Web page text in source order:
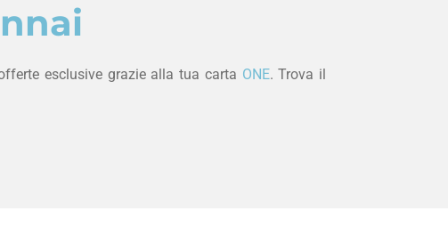
esclusive grazie alla tua carta ONE. Trova il